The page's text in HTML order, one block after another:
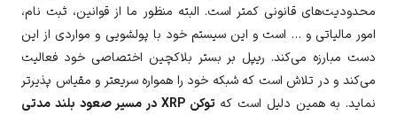
محدودیت‌های قانونی کمتر است. البته منظور ما از قوانین، ثبت نام،
امور مالیاتی و … است و این سیستم خود با پولشویی و مواردی از این
دست مبارزه می‌کند. ریپل بر بستر بلاکچین اختصاصی خود فعالیت
می‌کند و در تلاش است که شبکه خود را همواره سریعتر و مقیاس پذیرتر
نماید. به همین دلیل است که توکن XRP در مسیر صعود بلند مدتی